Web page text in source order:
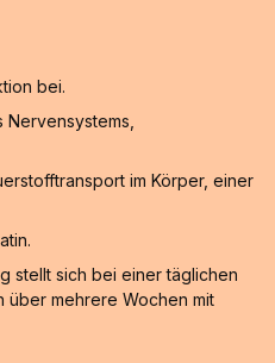
bei.
im Körper, einer
stellt sich bei einer täglichen
über mehrere Wochen mit